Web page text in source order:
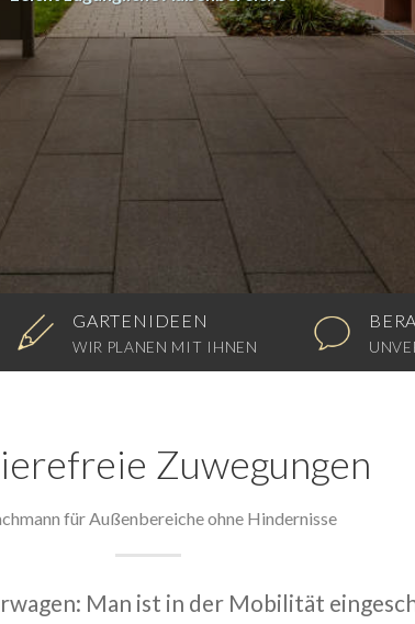
GARTENIDEEN
WIR PLANEN MIT IHNEN
Zuwegungen
für Außenbereiche ohne Hindernisse
Man ist in der Mobilität